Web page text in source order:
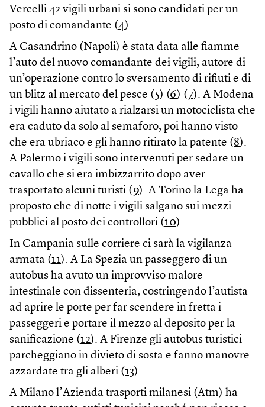
Vercelli 42 vigili urbani si sono candidati per un
posto di comandante (4).
A Casandrino (Napoli) è stata data alle fiamme
l’auto del nuovo comandante dei vigili, autore di
un’operazione contro lo sversamento di rifiuti e di
un blitz al mercato del pesce ( 5) (6) ( 7). A Modena
i vigili hanno aiutato a rialzarsi un motociclista che
era caduto da solo al semaforo, poi hanno visto
che era ubriaco e gli hanno ritirato la patente (8).
A Palermo i vigili sono intervenuti per sedare un
cavallo che si era imbizzarrito dopo aver
trasportato alcuni turisti ( 9). A Torino la Lega ha
proposto che di notte i vigili salgano sui mezzi
pubblici al posto dei controllori (10).
In Campania sulle corriere ci sarà la vigilanza
armata (11). A La Spezia un passeggero di un
autobus ha avuto un improvviso malore
intestinale con dissenteria, costringendo l’autista
ad aprire le porte per far scendere in fretta i
passeggeri e portare il mezzo al deposito per la
sanificazione (12). A Firenze gli autobus turistici
parcheggiano in divieto di sosta e fanno manovre
azzardate tra gli alberi (13).
A Milano l’Azienda trasporti milanesi (Atm) ha